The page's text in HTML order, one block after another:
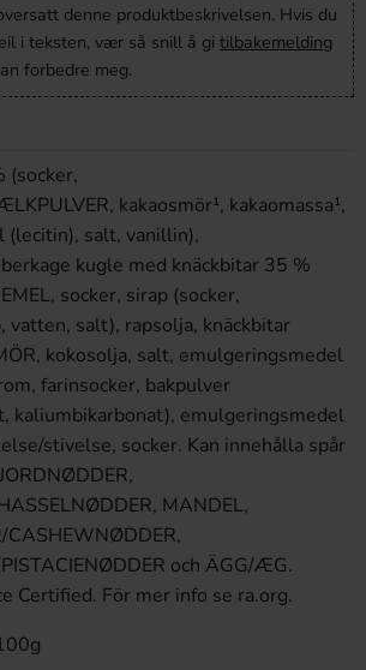
denne produktbeskrivelsen. Hvis du
i teksten, vær så snill å gi tilbakemelding
forbedre meg.
(socker,
kakaosmör¹, kakaomassa¹,
(lecitin), salt, vanillin),
kugle med knäckbitar 35 %
socker, sirap (socker,
vatten, salt), rapsolja, knäckbitar
kokosolja, salt, emulgeringsmedel
farinsocker, bakpulver
kaliumbikarbonat), emulgeringsmedel
stivelse, socker. Kan innehålla spår
MANDEL,
CASHEWNØDDER,
och ÄGG/ӔG.
Certified. För mer info se ra.org.